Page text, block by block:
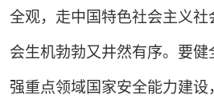
全观，走中国特色社会主义社
会生机勃勃又井然有序。要健
强重点领域国家安全能力建